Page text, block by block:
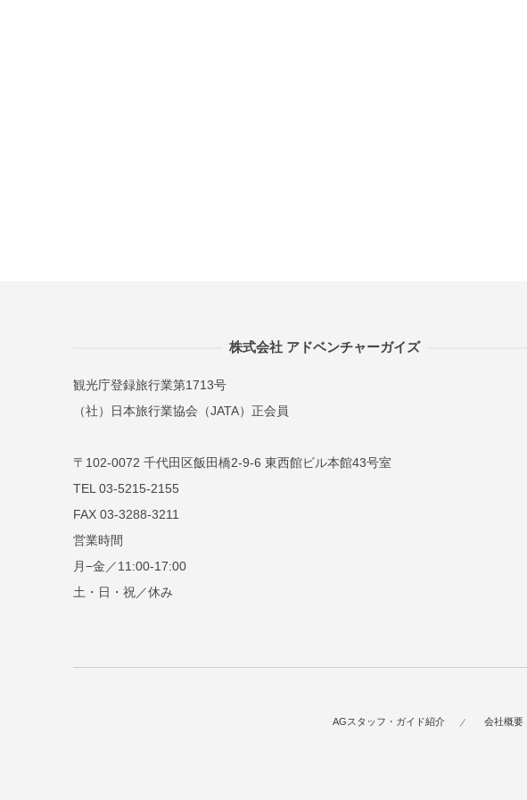
株式会社 アドベンチャーガイズ
観光庁登録旅行業第1713号
（社）日本旅行業協会（JATA）正会員
〒102-0072 千代田区飯田橋2-9-6 東西館ビル本館43号室
TEL 03-5215-2155
FAX 03-3288-3211
営業時間
月−金／11:00-17:00
土・日・祝／休み
AGスタッフ・ガイド紹介 会社概要